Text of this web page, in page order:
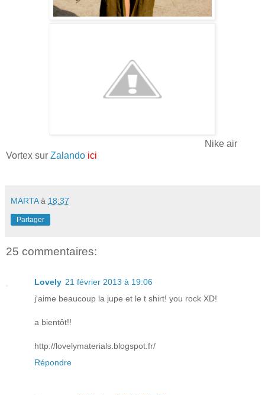
Nike air
Vortex sur Zalando ici
MARTA à 18:37
Partager
25 commentaires:
Lovely 21 février 2013 à 19:06
j'aime beaucoup la jupe et le t shirt! you rock XD!
a bientôt!!
http://lovelymaterials.blogspot.fr/
Répondre